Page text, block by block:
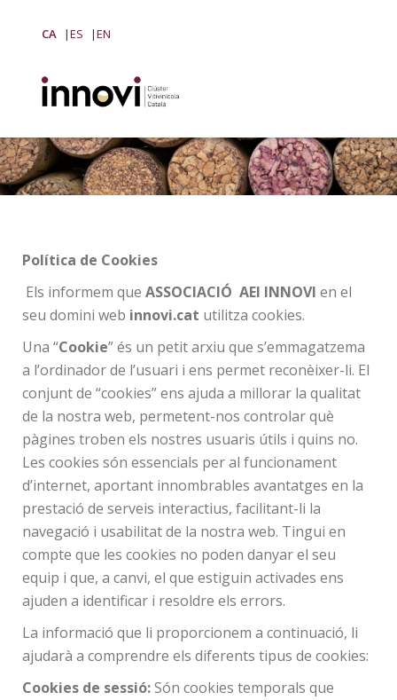
CA ES EN
Política de Cookies
Els informem que ASSOCIACIÓ AEI INNOVI en el
seu domini web innovi.cat utilitza cookies.
Una “Cookie” és un petit arxiu que s’emmagatzema
a l’ordinador de l’usuari i ens permet reconèixer-li. El
conjunt de “cookies” ens ajuda a millorar la qualitat
de la nostra web, permetent-nos controlar què
pàgines troben els nostres usuaris útils i quins no.
Les cookies són essencials per al funcionament
d’internet, aportant innombrables avantatges en la
prestació de serveis interactius, facilitant-li la
navegació i usabilitat de la nostra web. Tingui en
compte que les cookies no poden danyar el seu
equip i que, a canvi, el que estiguin activades ens
ajuden a identificar i resoldre els errors.
La informació que li proporcionem a continuació, li
ajudarà a comprendre els diferents tipus de cookies:
Cookies de sessió:Són cookies temporals que